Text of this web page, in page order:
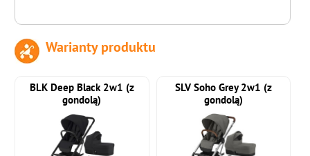
do koszyka
Warianty produktu
BLK Deep Black 2w1 (z
gondolą)
SLV Soho Grey 2w1 (z
gondolą)